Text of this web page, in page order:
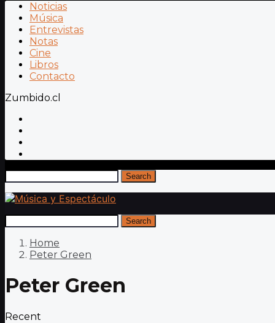
Noticias
Música
Entrevistas
Notas
Cine
Libros
Contacto
Zumbido.cl
Search
Search
Home
Peter Green
Peter Green
Recent